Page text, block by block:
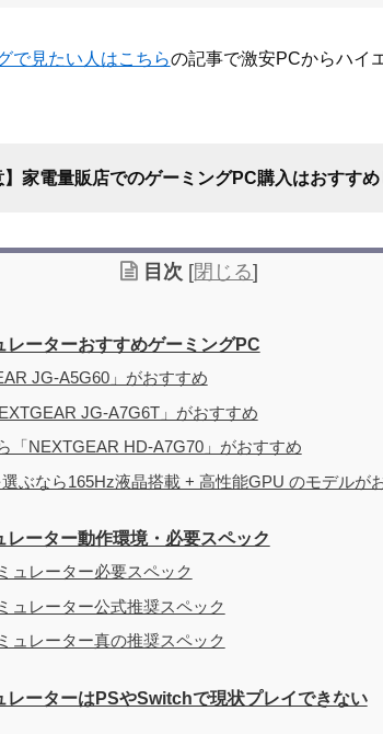
で見たい人はこちらの記事で激安PCからハイ
】家電量販店でのゲーミングPC購入はおすす
パソコン購入をおすすめしない理由
目次 [閉じる]
レーターおすすめゲーミングPC
JG-A5G60」がおすすめ
JG-A7G6T」がおすすめ
「NEXTGEAR HD-A7G70」がおすすめ
ぶなら165Hz液晶搭載 + 高性能GPU のモデルが
レーター動作環境・必要スペック
ュレーター必要スペック
ュレーター公式推奨スペック
ュレーター真の推奨スペック
レーターはPSやSwitchで現状プレイできない